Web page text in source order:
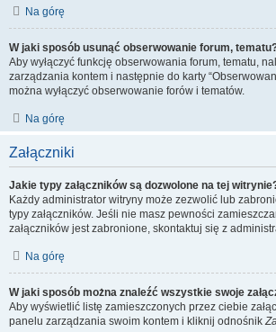
Na górę
W jaki sposób usunąć obserwowanie forum,
Aby wyłączyć funkcję obserwowania forum, tematu,
zarządzania kontem i następnie do karty
można wyłączyć obserwowanie forów i tematów.
Na górę
Załączniki
Jakie typy załączników są dozwolone na tej
Każdy administrator witryny może zezwolić lub
typy załączników. Jeśli nie masz pewności
załączników jest zabronione, skontaktuj się z
Na górę
W jaki sposób można znaleźć wszystkie swoje
Aby wyświetlić listę zamieszczonych przez ciebie
panelu zarządzania swoim kontem i kliknij odnośnik